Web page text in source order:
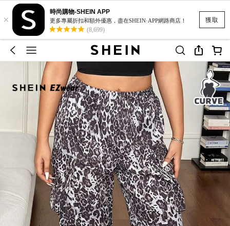
獲取
×
時尚購物-SHEIN APP
更多專屬折扣和額外優惠，盡在SHEIN·APP網路商店！
(8,699)